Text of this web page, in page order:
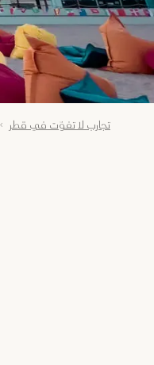
تجارب لا تفوّت في قطر